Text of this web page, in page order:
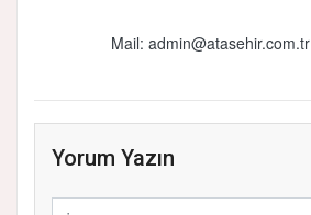
Mail: admin@atasehir.com.tr
Yorum Yazın